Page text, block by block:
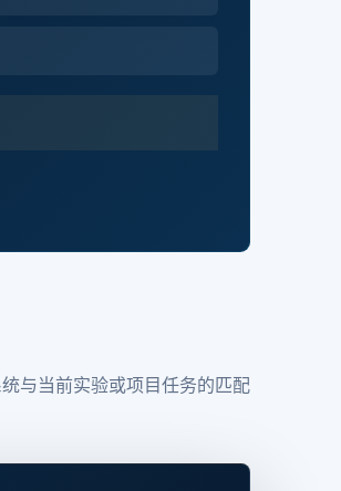
与当前实验或项目任务的匹配